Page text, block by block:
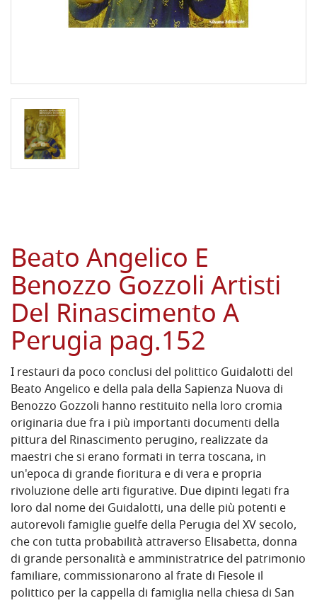
Beato Angelico E
Benozzo Gozzoli Artisti
Del Rinascimento A
Perugia pag.152
I restauri da poco conclusi del polittico Guidalotti del
Beato Angelico e della pala della Sapienza Nuova di
Benozzo Gozzoli hanno restituito nella loro cromia
originaria due fra i più importanti documenti della
pittura del Rinascimento perugino, realizzate da
maestri che si erano formati in terra toscana, in
un'epoca di grande fioritura e di vera e propria
rivoluzione delle arti figurative. Due dipinti legati fra
loro dal nome dei Guidalotti, una delle più potenti e
autorevoli famiglie guelfe della Perugia del XV secolo,
che con tutta probabilità attraverso Elisabetta, donna
di grande personalità e amministratrice del patrimonio
familiare, commissionarono al frate di Fiesole il
polittico per la cappella di famiglia nella chiesa di San